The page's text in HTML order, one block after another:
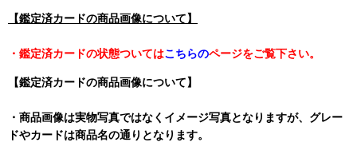
【鑑定済カードの商品画像について】
・鑑定済カードの状態ついてはこちらのページをご覧下さい。
【鑑定済カードの商品画像について】
・商品画像は実物写真ではなくイメージ写真となりますが、グレー
ドやカードは商品名の通りとなります。